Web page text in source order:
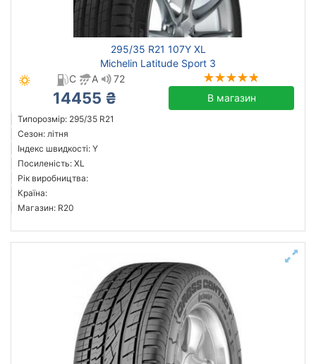
295/35 R21 107Y XL
Michelin Latitude Sport 3
C
A 72
14455 ₴ В магазин
Типорозмір: 295/35 R21
Сезон: літня
Індекс швидкості: Y
Посиленість: XL
Рік виробництва:
Країна:
Магазин: R20